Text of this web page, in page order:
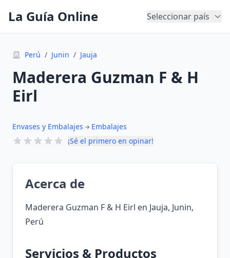
La Guía Online Seleccionar país
Perú / Junin / Jauja
Maderera Guzman F & H
Eirl
Envases y Embalajes
Embalajes
¡Sé el primero en opinar!
Acerca de
Maderera Guzman F & H Eirl en Jauja, Junin,
Perú
Servicios & Productos